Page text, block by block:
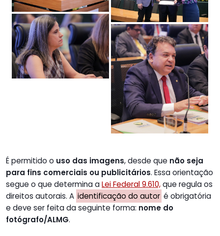
É permitido o uso das imagens, desde que não seja
para fins comerciais ou publicitários. Essa orientação
segue o que determina aLei Federal 9.610,que regula os
direitos autorais. A identificação do autor é obrigatória
e deve ser feita da seguinte forma: nome do
fotógrafo/ALMG.